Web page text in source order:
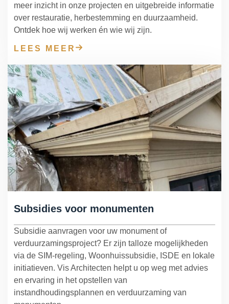
meer inzicht in onze projecten en uitgebreide informatie
over restauratie, herbestemming en duurzaamheid.
Ontdek hoe wij werken én wie wij zijn.
LEES MEER
Subsidies voor monumenten
Subsidie aanvragen voor uw monument of
verduurzamingsproject? Er zijn talloze mogelijkheden
via de SIM-regeling, Woonhuissubsidie, ISDE en lokale
initiatieven. Vis Architecten helpt u op weg met advies
en ervaring in het opstellen van
instandhoudingsplannen en verduurzaming van